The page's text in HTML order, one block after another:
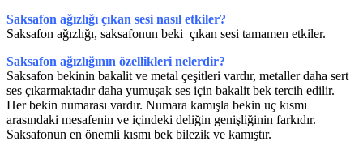
Saksafon ağızlığı çıkan sesi nasıl etkiler?
Saksafon ağızlığı, saksafonun beki çıkan sesi tamamen etkiler.
Saksafon ağızlığının özellikleri nelerdir?
Saksafon bekinin bakalit ve metal çeşitleri vardır, metaller daha sert
ses çıkarmaktadır daha yumuşak ses için bakalit bek tercih edilir.
Her bekin numarası vardır. Numara kamışla bekin uç kısmı
arasındaki mesafenin ve içindeki deliğin genişliğinin farkıdır.
Saksafonun en önemli kısmı bek bilezik ve kamıştır.